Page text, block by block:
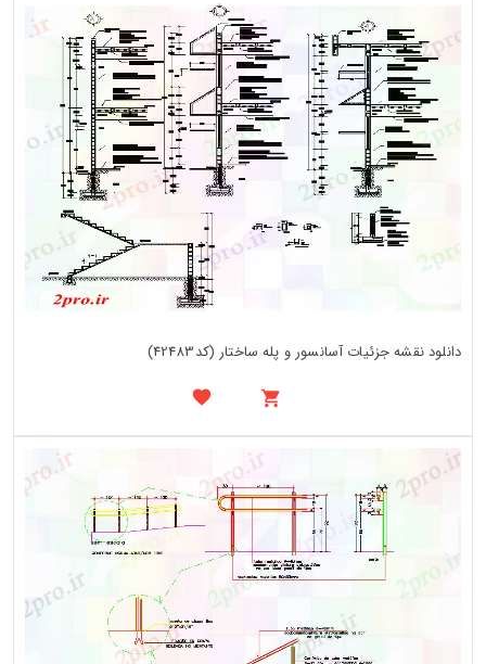
دانلود نقشه جزئیات آسانسور و پله ساختار (کد42483)